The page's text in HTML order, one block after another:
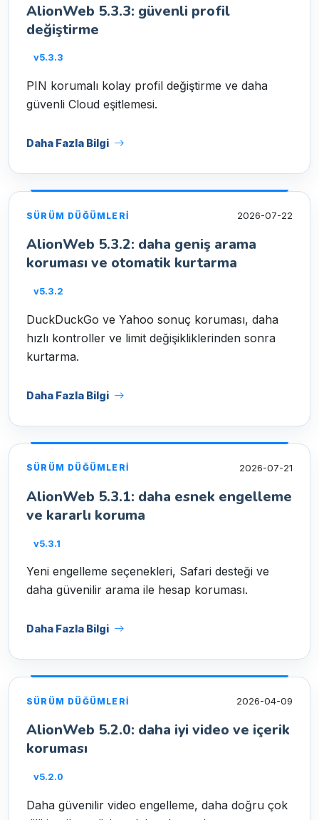
AlionWeb 5.3.3: güvenli profil
değiştirme
v5.3.3
PIN korumalı kolay profil değiştirme ve daha
güvenli Cloud eşitlemesi.
Daha Fazla Bilgi
SÜRÜM DÜĞÜMLERI 2026-07-22
AlionWeb 5.3.2: daha geniş arama
koruması ve otomatik kurtarma
v5.3.2
DuckDuckGo ve Yahoo sonuç koruması, daha
hızlı kontroller ve limit değişikliklerinden sonra
kurtarma.
Daha Fazla Bilgi
SÜRÜM DÜĞÜMLERI 2026-07-21
AlionWeb 5.3.1: daha esnek engelleme
ve kararlı koruma
v5.3.1
Yeni engelleme seçenekleri, Safari desteği ve
daha güvenilir arama ile hesap koruması.
Daha Fazla Bilgi
SÜRÜM DÜĞÜMLERI 2026-04-09
AlionWeb 5.2.0: daha iyi video ve içerik
koruması
v5.2.0
Daha güvenilir video engelleme, daha doğru çok